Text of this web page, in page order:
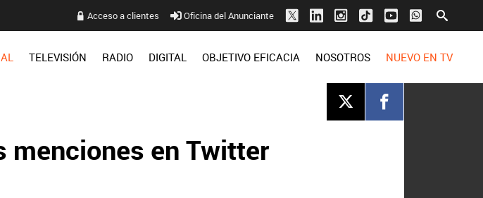
Acceso a clientes Oficina del Anunciante
TELEVISIÓN RADIO DIGITAL OBJETIVO EFICACIA NOSOTROS NUEVO EN TV
menciones en Twitter